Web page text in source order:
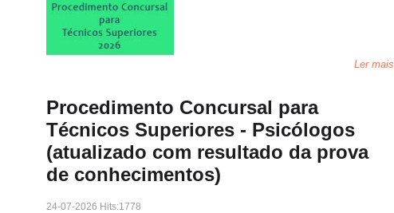
Ler mais
Procedimento Concursal para
Técnicos Superiores - Psicólogos
(atualizado com resultado da prova
de conhecimentos)
24-07-2026 Hits:1778